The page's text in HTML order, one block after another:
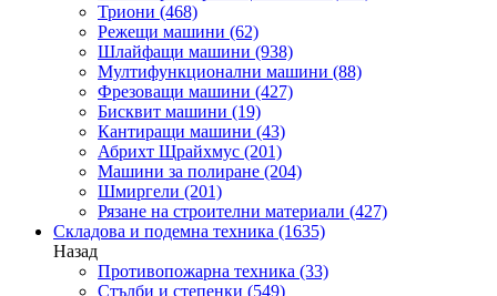
Триони (468)
Режещи машини (62)
Шлайфащи машини (938)
Мултифункционални машини (88)
Фрезоващи машини (427)
Бисквит машини (19)
Кантиращи машини (43)
Абрихт Щрайхмус (201)
Машини за полиране (204)
Шмиргели (201)
Рязане на строителни материали (427)
Складова и подемна техника (1635)
Назад
Противопожарна техника (33)
Стълби и степенки (549)